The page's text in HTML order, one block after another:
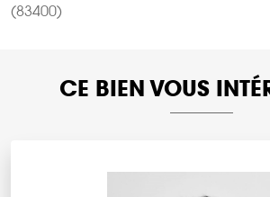
(83400)
CE BIEN VOUS